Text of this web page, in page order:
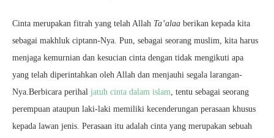
Cinta merupakan fitrah yang telah Allah Ta’alaa berikan kepada kita
sebagai makhluk ciptann-Nya. Pun, sebagai seorang muslim, kita harus
menjaga kemurnian dan kesucian cinta dengan tidak mengikuti apa
yang telah diperintahkan oleh Allah dan menjauhi segala larangan-
Nya.Berbicara perihal jatuh cinta dalam islam, tentu sebagai seorang
perempuan ataupun laki-laki memiliki kecenderungan perasaan khusus
kepada lawan jenis. Perasaan itu adalah cinta yang merupakan sebuah